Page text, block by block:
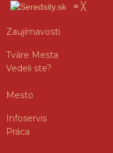
≡ ╳
Zaujímavosti
Tváre Mesta
Vedeli ste?
Mesto
Infoservis
Práca